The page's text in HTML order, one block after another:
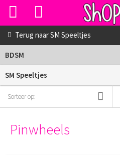
Terug naarSM Speeltjes
BDSM
SM Speeltjes
Sorteer op:
Pinwheels